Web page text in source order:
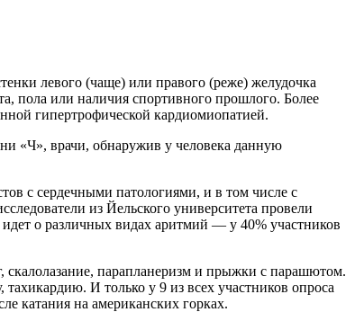
левого (чаще) или правого (реже) желудочка
пола или наличия спортивного прошлого. Более
гипертрофической кардиомиопатией.
«Ч», врачи, обнаружив у человека данную
с сердечными патологиями, и в том числе с
из Йельского университета провели
о различных видах аритмий — у 40% участников
скалолазание, парапланеризм и прыжки с парашютом.
И только у 9 из всех участников опроса
катания на американских горках.